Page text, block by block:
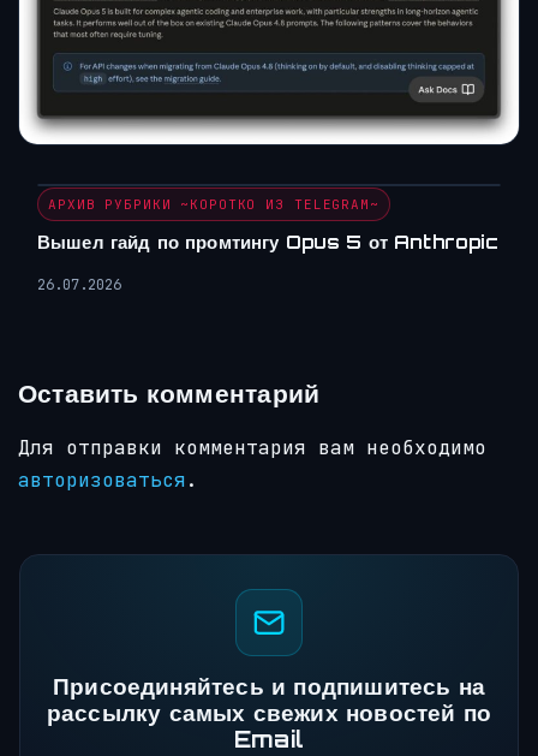
АРХИВ РУБРИКИ ~КОРОТКО ИЗ TELEGRAM~
Вышел гайд по промтингу Opus 5 от Anthropic
26.07.2026
Оставить комментарий
Для отправки комментария вам необходимо
авторизоваться.
Присоединяйтесь и подпишитесь на
рассылку самых свежих новостей по
Email